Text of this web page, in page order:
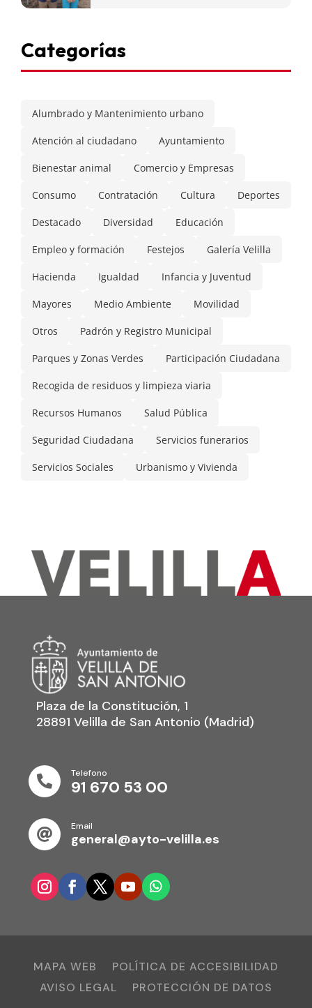
Categorías
Alumbrado y Mantenimiento urbano
Atención al ciudadano Ayuntamiento
Bienestar animal Comercio y Empresas
Consumo Contratación Cultura Deportes
Destacado Diversidad Educación
Empleo y formación Festejos Galería Velilla
Hacienda Igualdad Infancia y Juventud
Mayores Medio Ambiente Movilidad
Otros Padrón y Registro Municipal
Parques y Zonas Verdes Participación Ciudadana
Recogida de residuos y limpieza viaria
Recursos Humanos Salud Pública
Seguridad Ciudadana Servicios funerarios
Servicios Sociales Urbanismo y Vivienda
Plaza de la Constitución, 1
28891 Velilla de San Antonio (Madrid)

Telefono
91 670 53 00

Email
general@ayto-velilla.es
MAPA WEB
POLÍTICA DE ACCESIBILIDAD
AVISO LEGAL
PROTECCIÓN DE DATOS